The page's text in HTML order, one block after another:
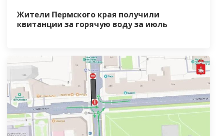
Жители Пермского края получили
квитанции за горячую воду за июль